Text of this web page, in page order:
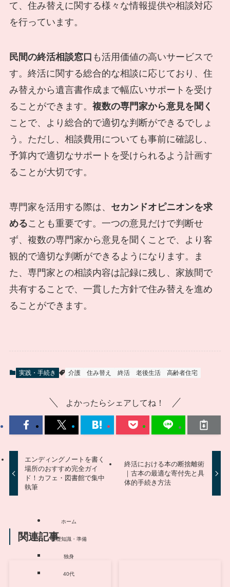
て、住み替えに関する様々な情報提供や相談対応
を行っています。
民間の終活相談窓口 も活用価値の高いサービスで
す。終活に関する総合的な相談に応じており、住
み替えから遺言書作成まで幅広いサポートを受け
ることができます。 複数の専門家から意見を聞く
ことで、より総合的で適切な判断ができるでしょ
う。ただし、相談費用についても事前に確認し、
予算内で適切なサポートを受けられるよう計画す
ることが大切です。
専門家を活用する際は、 セカンドオピニオンを求
めることも重要です。一つの意見だけで判断せ
ず、複数の専門家から意見を聞くことで、より客
観的で適切な判断ができるようになります。ま
た、専門家との相談内容は記録に残し、家族間で
共有することで、一貫した方針で住み替えを進め
ることができます。
実践・手続き 介護 住み替え 終活 老後生活 高齢者住宅
よかったらシェアしてね！
エンディングノートを書く
場所のおすすめ完全ガイ
ド！カフェ・図書館で集中
執筆
終活における本の断捨離術
｜古本の最適な寄付先と具
体的手続き方法
関連記事
ホーム
基礎知識・準備
独身
40代